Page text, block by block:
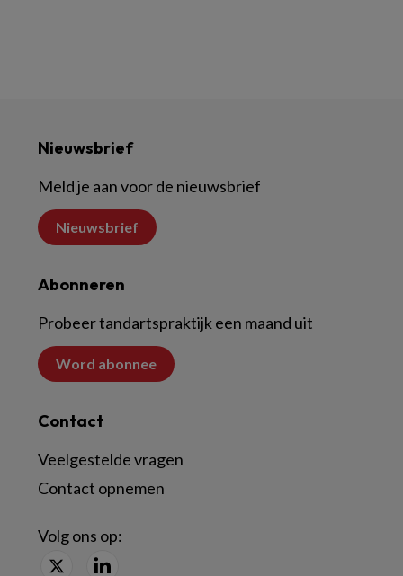
Nieuwsbrief
Meld je aan voor de nieuwsbrief
Nieuwsbrief
Abonneren
Probeer tandartspraktijk een maand uit
Word abonnee
Contact
Veelgestelde vragen
Contact opnemen
Volg ons op: